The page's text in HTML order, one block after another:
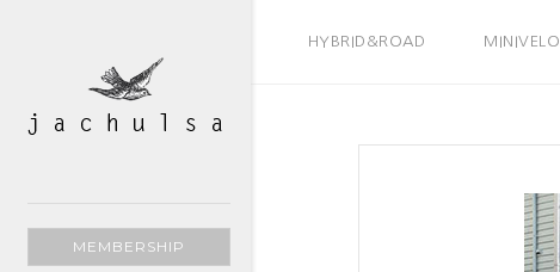
HYBRID&ROAD MINIVELO
MEMBERSHIP